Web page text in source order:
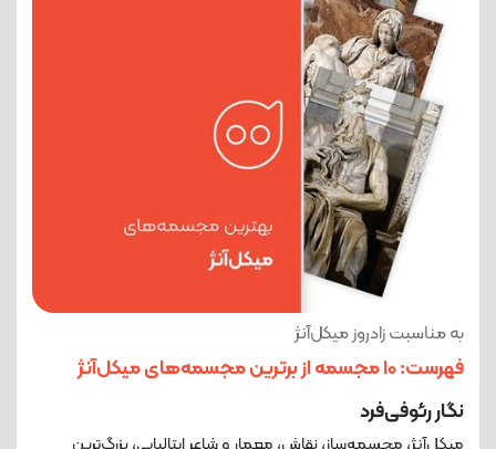
به مناسبت زادروز میکل‌آنژ
فهرست: 10 مجسمه از برترین مجسمه‌های میکل‌آنژ
نگار رئوفی‌فرد